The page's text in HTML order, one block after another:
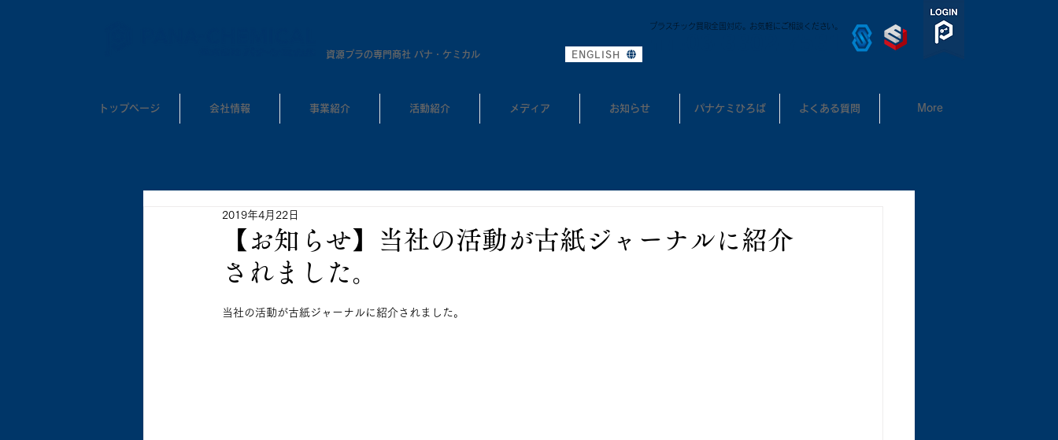
​資源プラの専門商社 パナ・ケミカル ENGLISH
プラスチック買取全国対応。お気軽にご相談ください。
トップページ 会社情報 事業紹介 活動紹介 メディア お知らせ パナケミひろば よくある質問 More
【お知らせ】当社の活動が古紙ジャーナルに紹介
されました。
2019年4月22日
当社の活動が古紙ジャーナルに紹介されました。